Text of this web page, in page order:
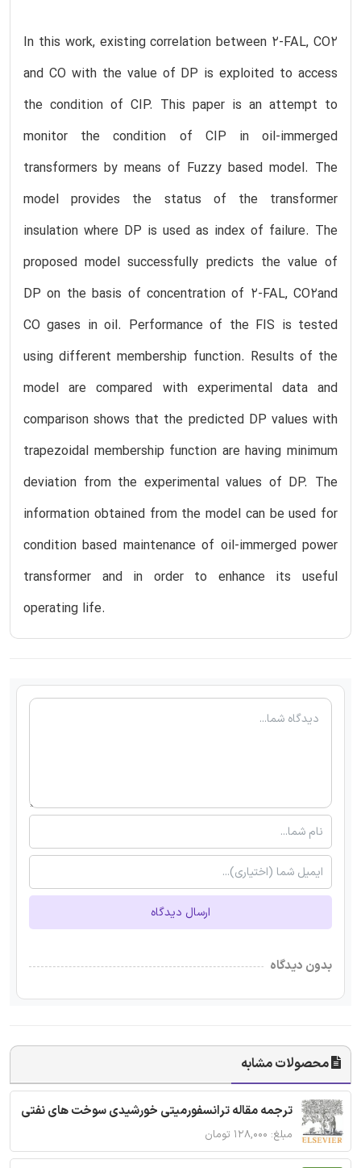
In this work, existing correlation between 2-FAL, CO2
and CO with the value of DP is exploited to access
the condition of CIP. This paper is an attempt to
monitor the condition of CIP in oil-immerged
transformers by means of Fuzzy based model. The
model provides the status of the transformer
insulation where DP is used as index of failure. The
proposed model successfully predicts the value of
DP on the basis of concentration of 2-FAL, CO2and
CO gases in oil. Performance of the FIS is tested
using different membership function. Results of the
model are compared with experimental data and
comparison shows that the predicted DP values with
trapezoidal membership function are having minimum
deviation from the experimental values of DP. The
information obtained from the model can be used for
condition based maintenance of oil-immerged power
transformer and in order to enhance its useful
operating life.
ارسال دیدگاه
بدون دیدگاه
محصولات مشابه
ترجمه مقاله ترانسفورمیتی خورشیدی سوخت های نفتی
مبلغ: ۱۲۸,۰۰۰ تومان